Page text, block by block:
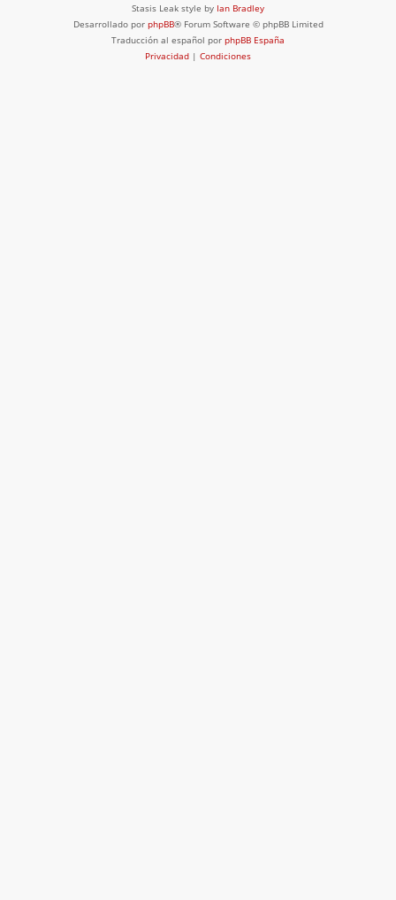
Stasis Leak style by Ian Bradley
Desarrollado por phpBB® Forum Software © phpBB Limited
Traducción al español por phpBB España
Privacidad | Condiciones